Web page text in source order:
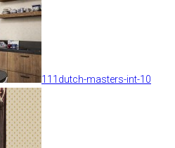
111dutch-masters-int-10